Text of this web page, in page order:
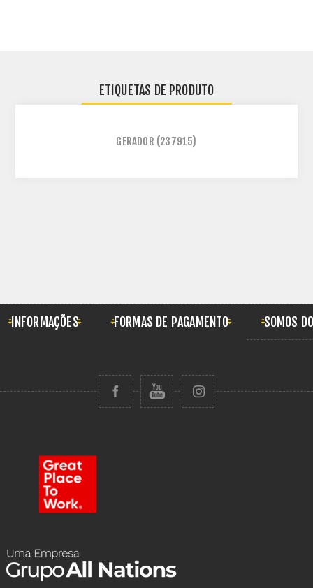
ETIQUETAS DE PRODUTO
GERADOR (237915)
INFORMAÇÕES FORMAS DE PAGAMENTO SOMOS